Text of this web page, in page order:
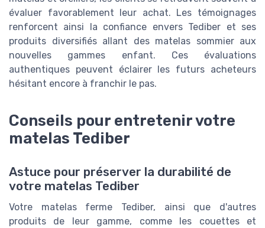
évaluer favorablement leur achat. Les témoignages
renforcent ainsi la confiance envers Tediber et ses
produits diversifiés allant des matelas sommier aux
nouvelles gammes enfant. Ces évaluations
authentiques peuvent éclairer les futurs acheteurs
hésitant encore à franchir le pas.
Conseils pour entretenir votre
matelas Tediber
Astuce pour préserver la durabilité de
votre matelas Tediber
Votre matelas ferme Tediber, ainsi que d'autres
produits de leur gamme, comme les couettes et